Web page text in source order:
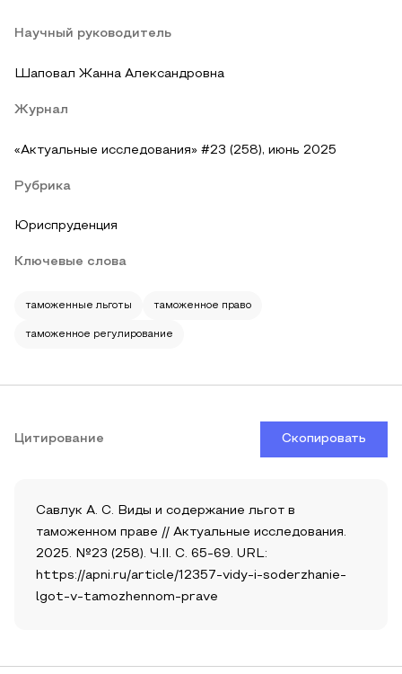
Научный руководитель
Шаповал Жанна Александровна
Журнал
«Актуальные исследования» #23 (258), июнь 2025
Рубрика
Юриспруденция
Ключевые слова
таможенные льготы таможенное право
таможенное регулирование
Цитирование Скопировать
Савлук А. С. Виды и содержание льгот в
таможенном праве // Актуальные исследования.
2025. №23 (258). Ч.II. С. 65-69. URL:
https://apni.ru/article/12357-vidy-i-soderzhanie-
lgot-v-tamozhennom-prave